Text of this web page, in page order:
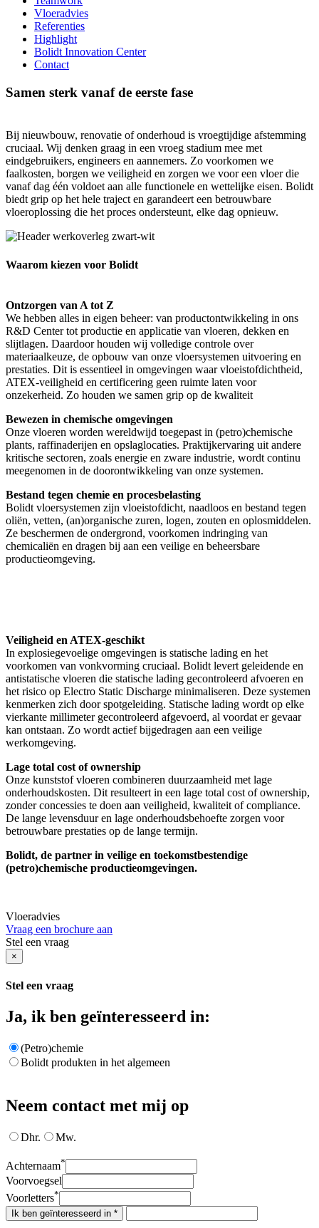
Vloeradvies
Referenties
Highlight
Bolidt Innovation Center
Contact
Samen sterk vanaf de eerste fase
Bij nieuwbouw, renovatie of onderhoud is vroegtijdige afstemming
cruciaal. Wij denken graag in een vroeg stadium mee met
eindgebruikers, engineers en aannemers. Zo voorkomen we
faalkosten, borgen we veiligheid en zorgen we voor een vloer die
vanaf dag één voldoet aan alle functionele en wettelijke eisen. Bolidt
biedt grip op het hele traject en garandeert een betrouwbare
vloeroplossing die het proces ondersteunt, elke dag opnieuw.
Waarom kiezen voor Bolidt
Ontzorgen van A tot Z
We hebben alles in eigen beheer: van productontwikkeling in ons
R&D Center tot productie en applicatie van vloeren, dekken en
slijtlagen. Daardoor houden wij volledige controle over
materiaalkeuze, de opbouw van onze vloersystemen uitvoering en
prestaties. Dit is essentieel in omgevingen waar vloeistofdichtheid,
ATEX-veiligheid en certificering geen ruimte laten voor
onzekerheid. Zo houden we samen grip op de kwaliteit
Bewezen in chemische omgevingen
Onze vloeren worden wereldwijd toegepast in (petro)chemische
plants, raffinaderijen en opslaglocaties. Praktijkervaring uit andere
kritische sectoren, zoals energie en zware industrie, wordt continu
meegenomen in de doorontwikkeling van onze systemen.
Bestand tegen chemie en procesbelasting
Bolidt vloersystemen zijn vloeistofdicht, naadloos en bestand tegen
oliën, vetten, (an)organische zuren, logen, zouten en oplosmiddelen.
Ze beschermen de ondergrond, voorkomen indringing van
chemicaliën en dragen bij aan een veilige en beheersbare
productieomgeving.
Veiligheid en ATEX-geschikt
In explosiegevoelige omgevingen is statische lading en het
voorkomen van vonkvorming cruciaal. Bolidt levert geleidende en
antistatische vloeren die statische lading gecontroleerd afvoeren en
het risico op Electro Static Discharge minimaliseren. Deze systemen
kenmerken zich door spotgeleiding. Statische lading wordt op elke
vierkante millimeter gecontroleerd afgevoerd, al voordat er gevaar
kan ontstaan. Zo wordt actief bijgedragen aan een veilige
werkomgeving.
Lage total cost of ownership
Onze kunststof vloeren combineren duurzaamheid met lage
onderhoudskosten. Dit resulteert in een lage total cost of ownership,
zonder concessies te doen aan veiligheid, kwaliteit of compliance.
De lange levensduur en lage onderhoudsbehoefte zorgen voor
betrouwbare prestaties op de lange termijn.
Bolidt, de partner in veilige en toekomstbestendige
(petro)chemische productieomgevingen.
Vloeradvies
Vraag een brochure aan
Stel een vraag
×
Stel een vraag
Ja, ik ben geïnteresseerd in:
(Petro)chemie
Bolidt produkten in het algemeen
Neem contact met mij op
Dhr. Mw.
Achternaam*
Voorvoegsel
Voorletters*
Ik ben geïnteresseerd in *